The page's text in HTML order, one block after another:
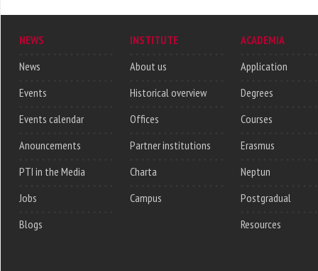
NEWS
News
Events
Events calendar
Anouncements
PTI in the Media
Jobs
Blogs
INSTITUTE
About us
Historical overview
Offices
Partner institutions
Charta
Campus
ACADEMIA
Application
Degrees
Courses
Erasmus
Neptun
Postgradual
Resources